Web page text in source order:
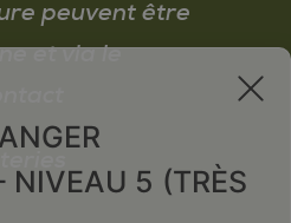
peuvent être
et via le
x
NIVEAU 5 (TRÈS